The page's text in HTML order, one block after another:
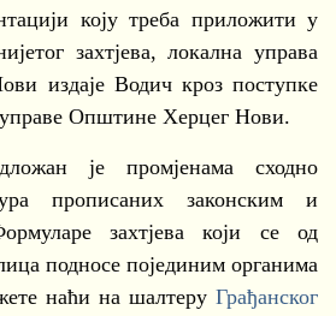
коју треба приложити у
захтјева, локална управа
издаје Водич кроз поступке
управе Општине Херцег Нови.
је промјенама сходно
прописаних законским и
захтјева који се од
подносе појединим органима
наћи на шалтеру Грађанског